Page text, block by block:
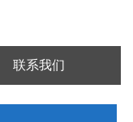
联系我们